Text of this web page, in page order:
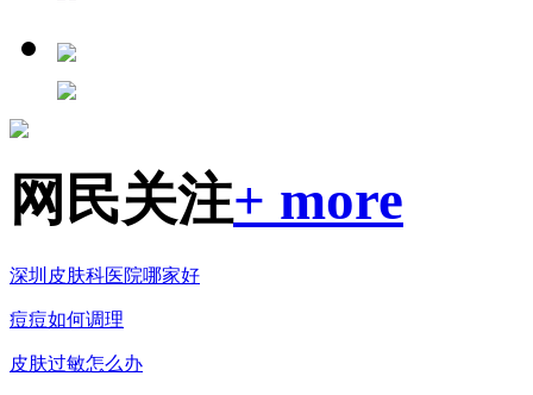
网民关注+ more
深圳皮肤科医院哪家好
痘痘如何调理
皮肤过敏怎么办